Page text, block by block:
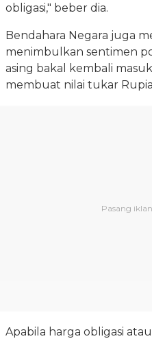
obligasi," beber dia.
Bendahara Negara juga
menimbulkan sentimen
asing bakal kembali
membuat nilai tukar
Apabila harga obligasi